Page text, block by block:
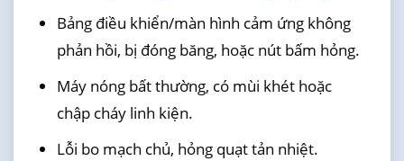
Bảng điều khiển/màn hình cảm ứng không
phản hồi, bị đóng băng, hoặc nút bấm hỏng.
Máy nóng bất thường, có mùi khét hoặc
chập cháy linh kiện.
Lỗi bo mạch chủ, hỏng quạt tản nhiệt.